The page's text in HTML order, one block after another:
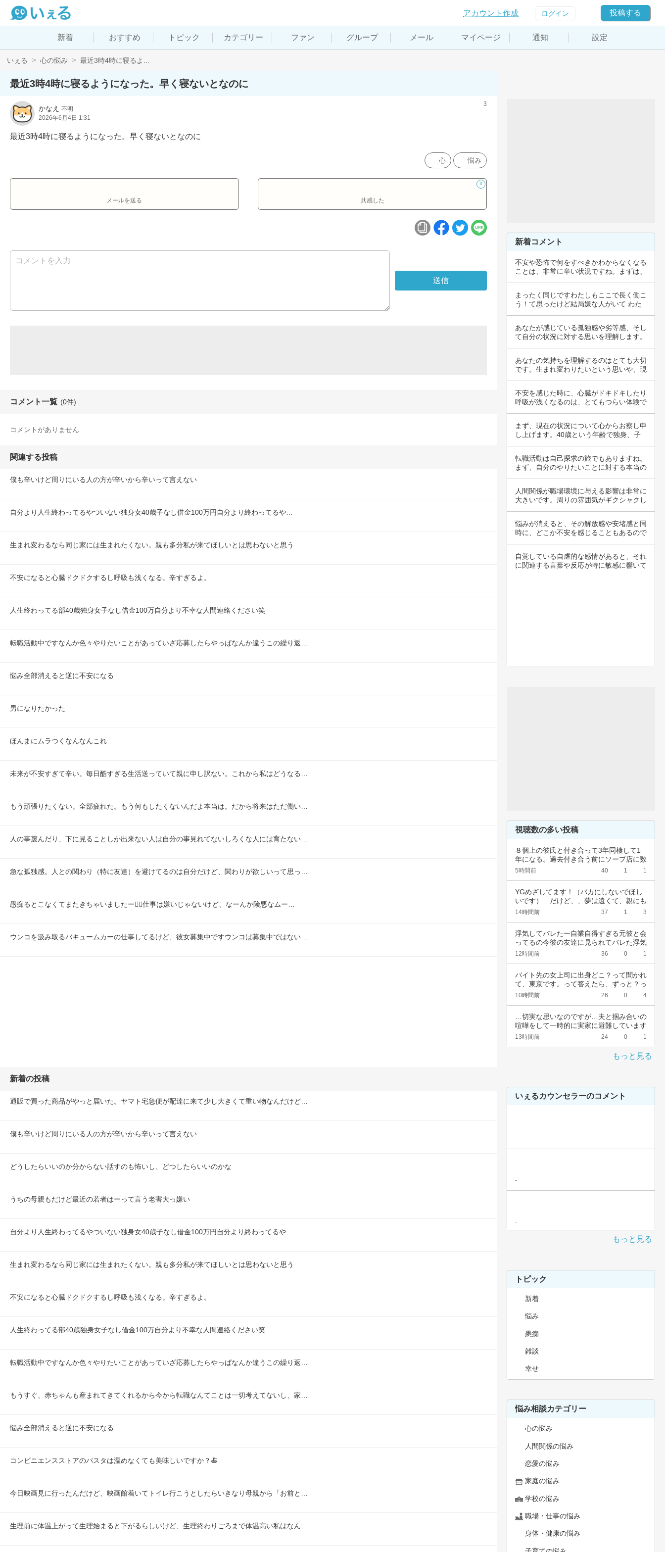
アカウント作成 ログイン 投稿する
新着 おすすめ トピック カテゴリー ファン グループ メール マイページ 通知 設定
いぇる 心の悩み 最近3時4時に寝るよ...
最近3時4時に寝るようになった。早く寝ないとなのに
かなえ 不明
2026年6月4日 1:31
3
最近3時4時に寝るようになった。早く寝ないとなのに
心 悩み
メールを送る
0
共感した
コメント一覧 (0件)
コメントがありません
関連する投稿
僕も辛いけど周りにいる人の方が辛いから辛いって言えない
自分より人生終わってるやついない独身女40歳子なし借金100万円自分より終わってるや…
生まれ変わるなら同じ家には生まれたくない。親も多分私が来てほしいとは思わないと思う
不安になると心臓ドクドクするし呼吸も浅くなる。辛すぎるよ。
人生終わってる部40歳独身女子なし借金100万自分より不幸な人間連絡ください笑
転職活動中ですなんか色々やりたいことがあっていざ応募したらやっぱなんか違うこの繰り返…
悩み全部消えると逆に不安になる
男になりたかった
ほんまにムラつくなんなんこれ
未来が不安すぎて辛い。毎日酷すぎる生活送っていて親に申し訳ない。これから私はどうなる…
もう頑張りたくない。全部疲れた。もう何もしたくないんだよ本当は。だから将来はただ働い…
人の事蔑んだり、下に見ることしか出来ない人は自分の事見れてないしろくな人には育たない…
急な孤独感。人との関わり（特に友達）を避けてるのは自分だけど、関わりが欲しいって思っ…
愚痴るとこなくてまたきちゃいましたー😮‍💨仕事は嫌いじゃないけど、なーんか険悪なムー…
ウンコを汲み取るバキュームカーの仕事してるけど、彼女募集中ですウンコは募集中ではない…
新着の投稿
通販で買った商品がやっと届いた。ヤマト宅急便が配達に来て少し大きくて重い物なんだけど…
僕も辛いけど周りにいる人の方が辛いから辛いって言えない
どうしたらいいのか分からない話すのも怖いし、どつしたらいいのかな
うちの母親もだけど最近の若者はーって言う老害大っ嫌い
自分より人生終わってるやついない独身女40歳子なし借金100万円自分より終わってるや…
生まれ変わるなら同じ家には生まれたくない。親も多分私が来てほしいとは思わないと思う
不安になると心臓ドクドクするし呼吸も浅くなる。辛すぎるよ。
人生終わってる部40歳独身女子なし借金100万自分より不幸な人間連絡ください笑
転職活動中ですなんか色々やりたいことがあっていざ応募したらやっぱなんか違うこの繰り返…
もうすぐ、赤ちゃんも産まれてきてくれるから今から転職なんてことは一切考えてないし、家…
悩み全部消えると逆に不安になる
コンビニエンスストアのパスタは温めなくても美味しいですか？🍝
今日映画見に行ったんだけど、映画館着いてトイレ行こうとしたらいきなり母親から「お前と…
生理前に体温上がって生理始まると下がるらしいけど、生理終わりごろまで体温高い私はなん…
新着コメント
不安や恐怖で何をすべきかわからなくなる
ことは、非常に辛い状況ですね。まずは、
まったく同じですわたしもここで長く働こ
う！て思ったけど結局嫌な人がいて わた
あなたが感じている孤独感や劣等感、そし
て自分の状況に対する思いを理解します。
あなたの気持ちを理解するのはとても大切
です。生まれ変わりたいという思いや、現
不安を感じた時に、心臓がドキドキしたり
呼吸が浅くなるのは、とてもつらい体験で
まず、現在の状況について心からお察し申
し上げます。40歳という年齢で独身、子
転職活動は自己探求の旅でもありますね。
まず、自分のやりたいことに対する本当の
人間関係が職場環境に与える影響は非常に
大きいです。周りの雰囲気がギクシャクし
悩みが消えると、その解放感や安堵感と同
時に、どこか不安を感じることもあるので
自覚している自虐的な感情があると、それ
に関連する言葉や反応が特に敏感に響いて
視聴数の多い投稿
８個上の彼氏と付き合って3年同棲して1
年になる。過去付き合う前にソープ店に数
回行って…
5時間前 40 1 1
YGめざしてます！（バカにしないでほし
いです）　だけど、、夢は遠くて、親にも
言えない…
14時間前 37 1 3
浮気してバレたー自業自得すぎる元彼と会
ってるの今彼の友達に見られてバレた浮気
女として…
12時間前 36 0 1
バイト先の女上司に出身どこ？って聞かれ
て、東京です。って答えたら、ずっと？っ
て聞かれ…
10時間前 26 0 4
…切実な思いなのですが…夫と掴み合いの
喧嘩をして一時的に実家に避難しています
が…実家…
13時間前 24 0 1
もっと見る
いぇるカウンセラーのコメント
-
-
-
もっと見る
トピック
新着
悩み
愚痴
雑談
幸せ
悩み相談カテゴリー
心の悩み
人間関係の悩み
恋愛の悩み
家庭の悩み
学校の悩み
職場・仕事の悩み
身体・健康の悩み